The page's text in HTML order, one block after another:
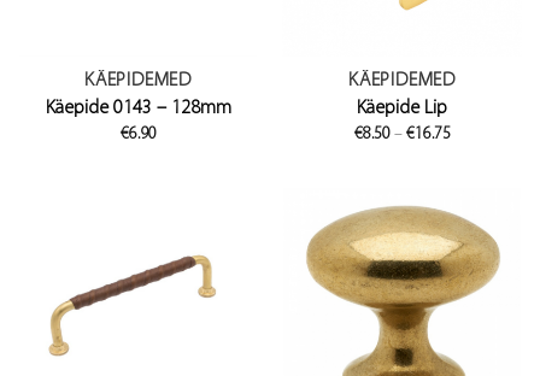
KÄEPIDEMED
Käepide 0143 – 128mm
€6.90
KÄEPIDEMED
Käepide Lip
€8.50 – €16.75Price